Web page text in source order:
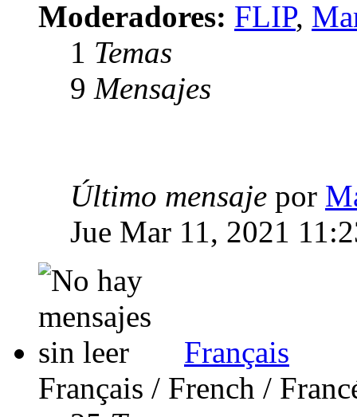
Moderadores: FLIP,
1 Temas
9 Mensajes
Último mensaje por
Jue Mar 11, 2021
Français
Français / French /